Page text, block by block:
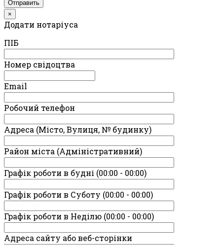
Отправить
×
Додати нотаріуса
ПIБ
Номер свідоцтва
Email
Робочий телефон
Адреса (Місто, Вулиця, № будинку)
Район міста (Адміністративний)
Графік роботи в будні (00:00 - 00:00)
Графік роботи в Суботу (00:00 - 00:00)
Графік роботи в Неділю (00:00 - 00:00)
Адреса сайту або веб-сторінки